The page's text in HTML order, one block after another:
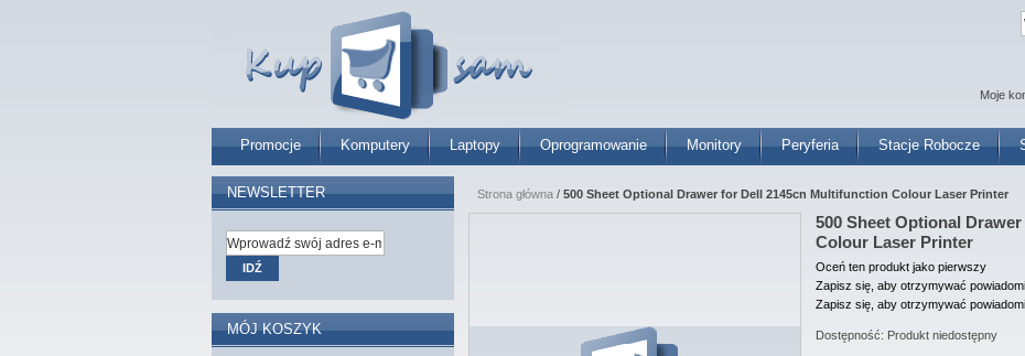
Promocje Komputery Laptopy Oprogramowanie Monitory Peryferia Stacje Robocze
Moje
Strona główna / 500 Sheet Optional Drawer for Dell 2145cn Multifunction Colour Laser Printer
500 Sheet Optional
Colour Laser Printer
Oceń ten produkt jako pierwszy
Zapisz się, aby otrzymywać
Zapisz się, aby otrzymywać
Dostępność: Produkt niedostępny
NEWSLETTER
IDŹ
MÓJ KOSZYK